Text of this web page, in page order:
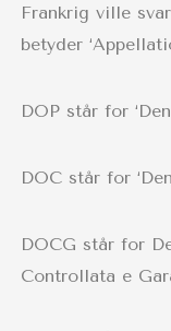
Frankrig ville
betyder
DOP står for
DOC står for
DOCG står for
Controllata e